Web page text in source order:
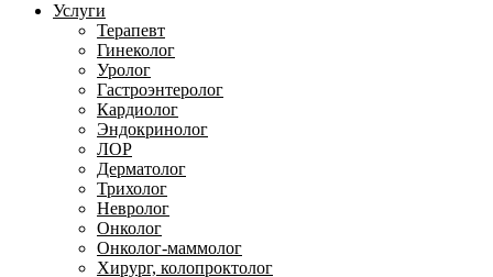
Услуги
Терапевт
Гинеколог
Уролог
Гастроэнтеролог
Кардиолог
Эндокринолог
ЛОР
Дерматолог
Трихолог
Невролог
Онколог
Онколог-маммолог
Хирург, колопроктолог